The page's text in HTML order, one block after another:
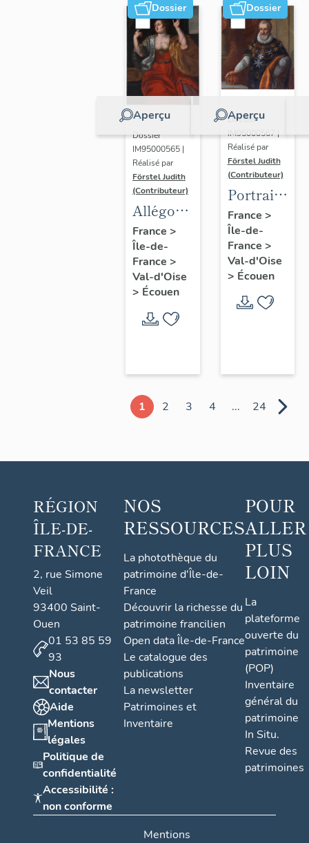
Dossier
Aperçu
Dossier
IM95000565 |
Réalisé par
Förstel Judith
(Contributeur)
Allégories
du
Toucher
et de la
Vue.
France >
Île-de-
France >
Val-d'Oise
> Écouen
Dossier
Aperçu
Dossier
IM95000567 |
Réalisé par
Förstel Judith
(Contributeur)
Portrait
du roi
Henri IV
France >
Île-de-
France >
Val-d'Oise
> Écouen
1 2 3 4 ... 24
RÉGION
ÎLE-DE-
FRANCE
2, rue Simone
Veil
93400 Saint-
Ouen
01 53 85 59
93
Nous
contacter
Aide
Mentions
légales
Politique de
confidentialité
Accessibilité :
non conforme
NOS
RESSOURCES
La photothèque du
patrimoine d'Île-de-
France
Découvrir la richesse du
patrimoine francilien
Open data Île-de-France
Le catalogue des
publications
La newsletter
Patrimoines et
Inventaire
POUR
ALLER
PLUS
LOIN
La
plateforme
ouverte du
patrimoine
(POP)
Inventaire
général du
patrimoine
In Situ.
Revue des
patrimoines
Mentions